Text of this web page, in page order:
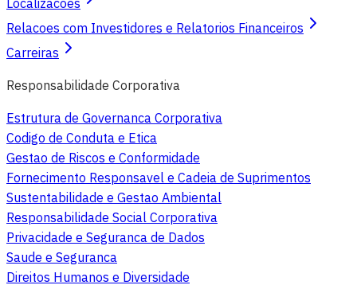
Localizacoes
Relacoes com Investidores e Relatorios Financeiros
Carreiras
Responsabilidade Corporativa
Estrutura de Governanca Corporativa
Codigo de Conduta e Etica
Gestao de Riscos e Conformidade
Fornecimento Responsavel e Cadeia de Suprimentos
Sustentabilidade e Gestao Ambiental
Responsabilidade Social Corporativa
Privacidade e Seguranca de Dados
Saude e Seguranca
Direitos Humanos e Diversidade